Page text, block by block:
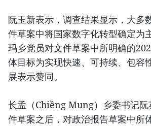
阮玉新表示，调查结果显示，大多
件草案中将国家数字化转型确定为
玛乡党员对文件草案中所明确的
体目标为实现快速、可持续、包容
展表示赞同。
长孟（Chiềng Mung）乡委书记阮
件草案之后，对政治报告草案中所